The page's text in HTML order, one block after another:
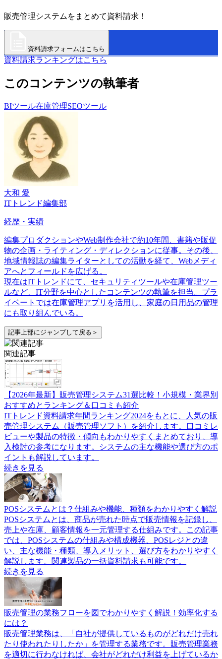
販売管理システムをまとめて資料請求！
資料請求フォームはこちら
資料請求ランキングはこちら
このコンテンツの執筆者
BIツール在庫管理SEOツール
大和 愛
ITトレンド編集部
経歴・実績
編集プロダクションやWeb制作会社で約10年間、書籍や販促
物の企画・ライティング・ディレクションに従事。その後、
地域情報誌の編集ライターとしての活動を経て、Webメディ
アへとフィールドを広げる。
現在はITトレンドにて、セキュリティツールや在庫管理ツー
ルなど、IT分野を中心としたコンテンツの執筆を担当。プラ
イベートでは在庫管理アプリを活用し、家庭の日用品の管理
にも取り組んでいる。
記事上部にジャンプして戻る＞
関連記事
【2026年最新】販売管理システム31選比較！小規模・業界別
おすすめとランキング＆口コミも紹介
ITトレンド資料請求年間ランキング2024をもとに、人気の販
売管理システム（販売管理ソフト）を紹介します。口コミレ
ビューや製品の特徴・傾向もわかりやすくまとめており、導
入検討の参考になります。システムの主な機能や選び方のポ
イントも解説しています。
続きを見る
POSシステムとは？仕組みや機能、種類をわかりやすく解説
POSシステムとは、商品が売れた時点で販売情報を記録し、
売上や在庫、顧客情報を一元管理する仕組みです。この記事
では、POSシステムの仕組みや構成機器、POSレジとの違
い、主な機能・種類、導入メリット、選び方をわかりやすく
解説します。関連製品の一括資料請求も可能です。
続きを見る
販売管理の業務フローを図でわかりやすく解説！効率化する
には？
販売管理業務は、「自社が提供しているものがどれだけ売れ
たり使われたりしたか」を管理する業務です。販売管理業務
を適切に行わなければ、会社がどれだけ利益を上げているか